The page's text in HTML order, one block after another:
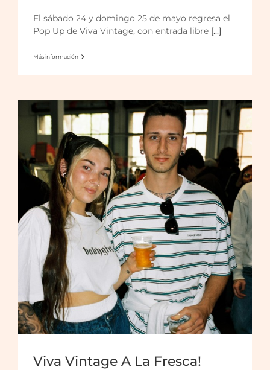
El sábado 24 y domingo 25 de mayo regresa el
Pop Up de Viva Vintage, con entrada libre [...]
Más información
Viva Vintage A La Fresca!